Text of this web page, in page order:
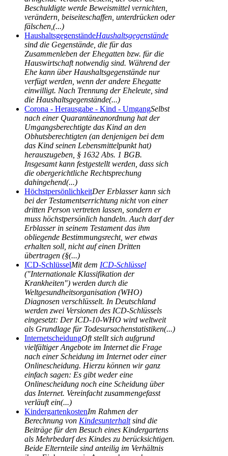
Beschuldigte werde Beweismittel vernichten,
verändern, beiseiteschaffen, unterdrücken oder
fälschen,(...)
HaushaltsgegenständeHaushaltsgegenstände
sind die Gegenstände, die für das
Zusammenleben der Ehegatten bzw. für die
Hauswirtschaft notwendig sind. Während der
Ehe kann über Haushaltsgegenstände nur
verfügt werden, wenn der andere Ehegatte
einwilligt. Nach Trennung der Eheleute, sind
die Haushaltsgegenstände(...)
Corona - Herausgabe - Kind - UmgangSelbst
nach einer Quarantäneanordnung hat der
Umgangsberechtigte das Kind an den
Obhutsberechtigten (an denjenigen bei dem
das Kind seinen Lebensmittelpunkt hat)
herauszugeben, § 1632 Abs. 1 BGB.
Insgesamt kann festgestellt werden, dass sich
die obergerichtliche Rechtsprechung
dahingehend(...)
HöchstpersönlichkeitDer Erblasser kann sich
bei der Testamentserrichtung nicht von einer
dritten Person vertreten lassen, sondern er
muss höchstpersönlich handeln. Auch darf der
Erblasser in seinem Testament das ihm
obliegende Bestimmungsrecht, wer etwas
erhalten soll, nicht auf einen Dritten
übertragen (§(...)
ICD-SchlüsselMit dem ICD-Schlüssel
("Internationale Klassifikation der
Krankheiten") werden durch die
Weltgesundheitsorganisation (WHO)
Diagnosen verschlüsselt. In Deutschland
werden zwei Versionen des ICD-Schlüssels
eingesetzt: Der ICD-10-WHO wird weltweit
als Grundlage für Todesursachenstatistiken(...)
InternetscheidungOft stellt sich aufgrund
vielfältiger Angebote im Internet die Frage
nach einer Scheidung im Internet oder einer
Onlinescheidung. Hierzu können wir ganz
einfach sagen: Es gibt weder eine
Onlinescheidung noch eine Scheidung über
das Internet. Vereinfacht zusammengefasst
verläuft ein(...)
KindergartenkostenIm Rahmen der
Berechnung von Kindesunterhaltsind die
Beiträge für den Besuch eines Kindergartens
als Mehrbedarf des Kindes zu berücksichtigen.
Beide Elternteile sind anteilig im Verhältnis